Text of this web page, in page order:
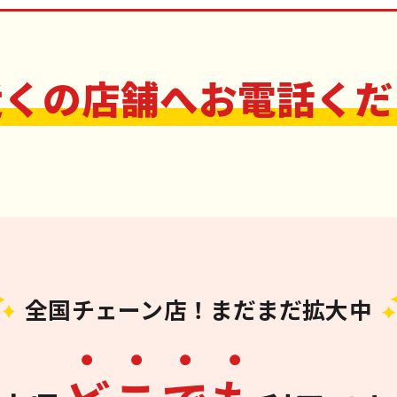
の店舗へお電話く
全国チェーン店！まだまだ拡大中